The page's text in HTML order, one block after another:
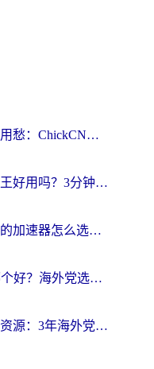
海外党选回国加速器不用愁：ChickCN和洞见哪个好？一篇搞定所有疑问
海外党必看：迅游和老王好用吗？3分钟选对加速国内网络的加速器
海外党必看：类似归雁的加速器怎么选？一篇搞定无缝访问国内资源
斧牛和极速穿梭VPN哪个好？海外党选回国加速器必看的真实对比与避坑指南
北美回国无缝访问国内资源：3年海外党亲测的加速器选择指南